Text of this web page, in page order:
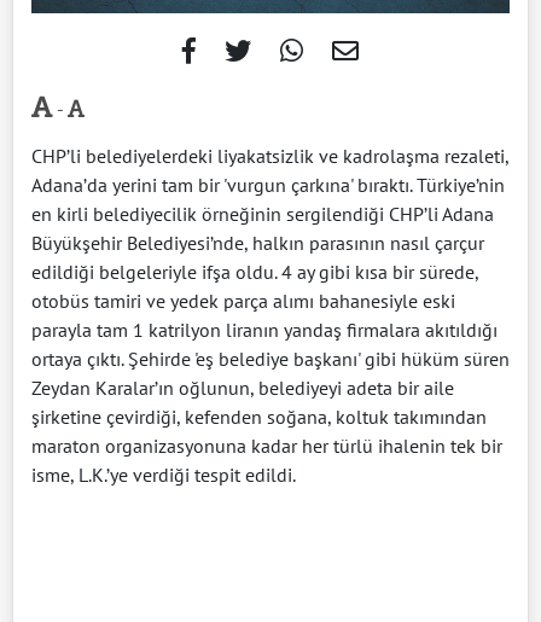
-
CHP’li belediyelerdeki liyakatsizlik ve kadrolaşma rezaleti,
Adana’da yerini tam bir 'vurgun çarkına' bıraktı. Türkiye’nin
en kirli belediyecilik örneğinin sergilendiği CHP’li Adana
Büyükşehir Belediyesi’nde, halkın parasının nasıl çarçur
edildiği belgeleriyle ifşa oldu. 4 ay gibi kısa bir sürede,
otobüs tamiri ve yedek parça alımı bahanesiyle eski
parayla tam 1 katrilyon liranın yandaş firmalara akıtıldığı
ortaya çıktı. Şehirde 'eş belediye başkanı' gibi hüküm süren
Zeydan Karalar’ın oğlunun, belediyeyi adeta bir aile
şirketine çevirdiği, kefenden soğana, koltuk takımından
maraton organizasyonuna kadar her türlü ihalenin tek bir
isme, L.K.’ye verdiği tespit edildi.